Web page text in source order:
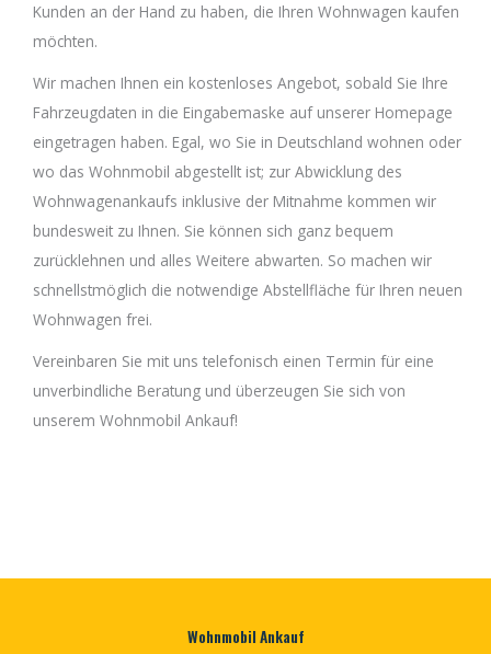
Kunden an der Hand zu haben, die Ihren Wohnwagen kaufen
möchten.
Wir machen Ihnen ein kostenloses Angebot, sobald Sie Ihre
Fahrzeugdaten in die Eingabemaske auf unserer Homepage
eingetragen haben. Egal, wo Sie in Deutschland wohnen oder
wo das Wohnmobil abgestellt ist; zur Abwicklung des
Wohnwagenankaufs inklusive der Mitnahme kommen wir
bundesweit zu Ihnen. Sie können sich ganz bequem
zurücklehnen und alles Weitere abwarten. So machen wir
schnellstmöglich die notwendige Abstellfläche für Ihren neuen
Wohnwagen frei.
Vereinbaren Sie mit uns telefonisch einen Termin für eine
unverbindliche Beratung und überzeugen Sie sich von
unserem Wohnmobil Ankauf!
Wohnmobil Ankauf